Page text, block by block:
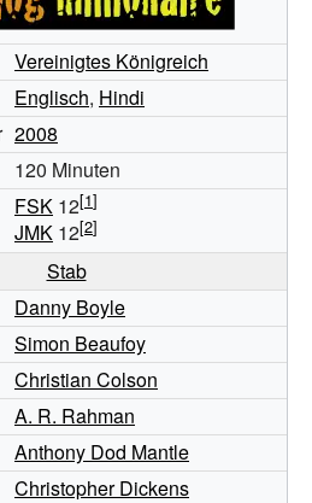
Vereinigtes Königreich
Englisch, Hindi
2008
120 Minuten
FSK 12
JMK 12
Stab
Danny Boyle
Simon Beaufoy
Christian Colson
A. R. Rahman
Anthony Dod Mantle
Christopher Dickens